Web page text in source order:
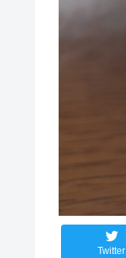
Twitter